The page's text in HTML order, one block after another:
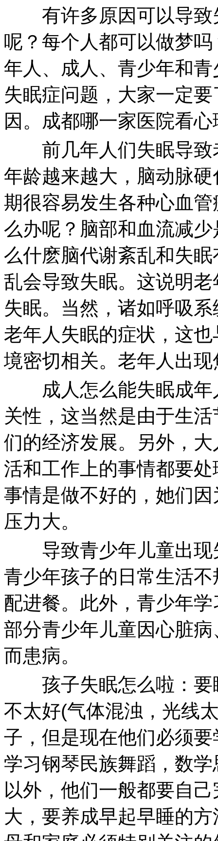
有许多原因可以导致
呢？每个人都可以做梦
年人、成人、青少年和
失眠症问题，大家一定
因。成都哪一家医院看
前几年人们失眠导致
年龄越来越大，脑动脉
期很容易发生各种心血
么办呢？脑部和血流减
么什麽脑代谢紊乱和失
乱会导致失眠。这说明
失眠。当然，诸如呼吸
老年人失眠的症状，这
境密切相关。老年人出
成人怎么能失眠成年
关性，这当然是由于生
们的经济发展。另外，
活和工作上的事情都要
事情是做不好的，她们
压力大。
导致青少年儿童出现
青少年孩子的日常生活
配进餐。此外，青少年
部分青少年儿童因心脏
而患病。
孩子失眠怎么啦：要
不太好(气体混浊，光线
子，但是现在他们必须
学习钢琴民族舞蹈，数
以外，他们一般都要自
大，要养成早起早睡的